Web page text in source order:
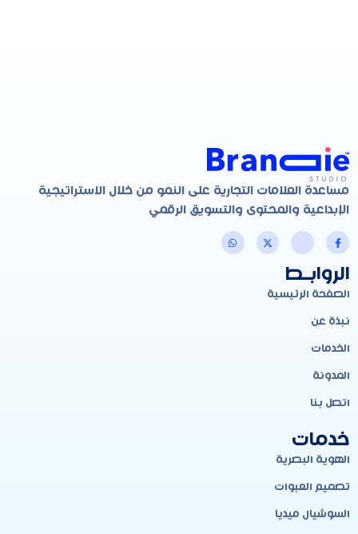
مساعدة العلامات التجارية على النمو من خلال الاستراتيجية
الإبداعية والمحتوى والتسويق الرقمي
الروابـط
الصفحة الرئيسية
نبذة عن
الخدمات
المدونة
اتصل بنا
خدمات
الهوية البصرية
تصميم العبوات
السوشيال ميديا